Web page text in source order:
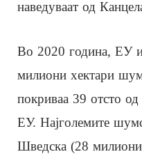
наведуваат од
Во 2020 година, ЕУ
милиони хектари
покриваа 39 отсто
ЕУ. Најголемите
Шведска (28